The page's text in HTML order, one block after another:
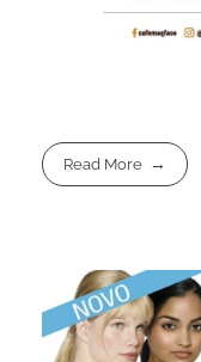
Read More